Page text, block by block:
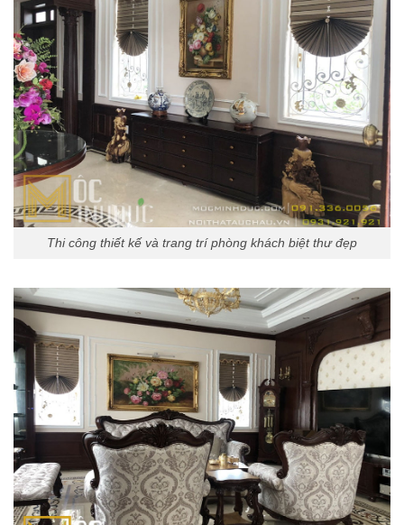
Thi công thiết kế và trang trí phòng khách biệt thư đẹp